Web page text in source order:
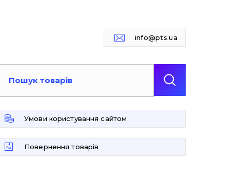
info@pts.ua
Умови користування сайтом
Повернення товарів